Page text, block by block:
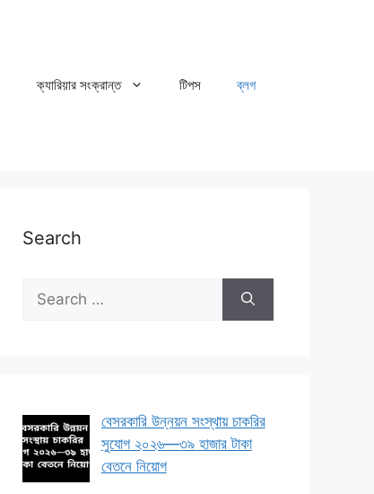
ক্যারিয়ার সংক্রান্ত টিপস ব্লগ
Search
Search
for:
বেসরকারি উন্নয়ন সংস্থায় চাকরির
সুযোগ ২০২৬—৩৯ হাজার টাকা
বেতনে নিয়োগ